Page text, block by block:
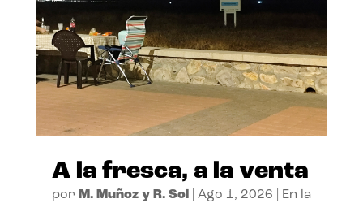
A la fresca, a la venta
por M. Muñoz y R. Sol| Ago 1, 2026
En la